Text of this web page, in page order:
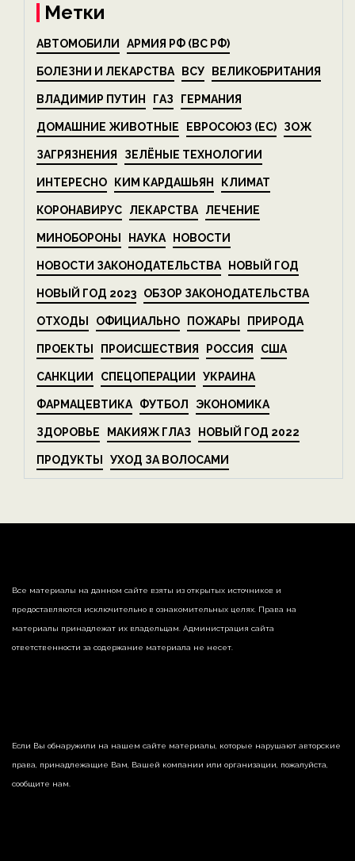
Метки
АВТОМОБИЛИ АРМИЯ РФ (ВС РФ)
БОЛЕЗНИ И ЛЕКАРСТВА ВСУ ВЕЛИКОБРИТАНИЯ
ВЛАДИМИР ПУТИН ГАЗ ГЕРМАНИЯ
ДОМАШНИЕ ЖИВОТНЫЕ ЕВРОСОЮЗ (ЕС) ЗОЖ
ЗАГРЯЗНЕНИЯ ЗЕЛЁНЫЕ ТЕХНОЛОГИИ
ИНТЕРЕСНО КИМ КАРДАШЬЯН КЛИМАТ
КОРОНАВИРУС ЛЕКАРСТВА ЛЕЧЕНИЕ
МИНОБОРОНЫ НАУКА НОВОСТИ
НОВОСТИ ЗАКОНОДАТЕЛЬСТВА НОВЫЙ ГОД
НОВЫЙ ГОД 2023 ОБЗОР ЗАКОНОДАТЕЛЬСТВА
ОТХОДЫ ОФИЦИАЛЬНО ПОЖАРЫ ПРИРОДА
ПРОЕКТЫ ПРОИСШЕСТВИЯ РОССИЯ США
САНКЦИИ СПЕЦОПЕРАЦИИ УКРАИНА
ФАРМАЦЕВТИКА ФУТБОЛ ЭКОНОМИКА
ЗДОРОВЬЕ МАКИЯЖ ГЛАЗ НОВЫЙ ГОД 2022
ПРОДУКТЫ УХОД ЗА ВОЛОСАМИ
Все материалы на данном сайте взяты из открытых источников и
предоставляются исключительно в ознакомительных целях. Права на
материалы принадлежат их владельцам. Администрация сайта
ответственности за содержание материала не несет.
Если Вы обнаружили на нашем сайте материалы, которые нарушают авторские
права, принадлежащие Вам, Вашей компании или организации, пожалуйста,
сообщите нам.